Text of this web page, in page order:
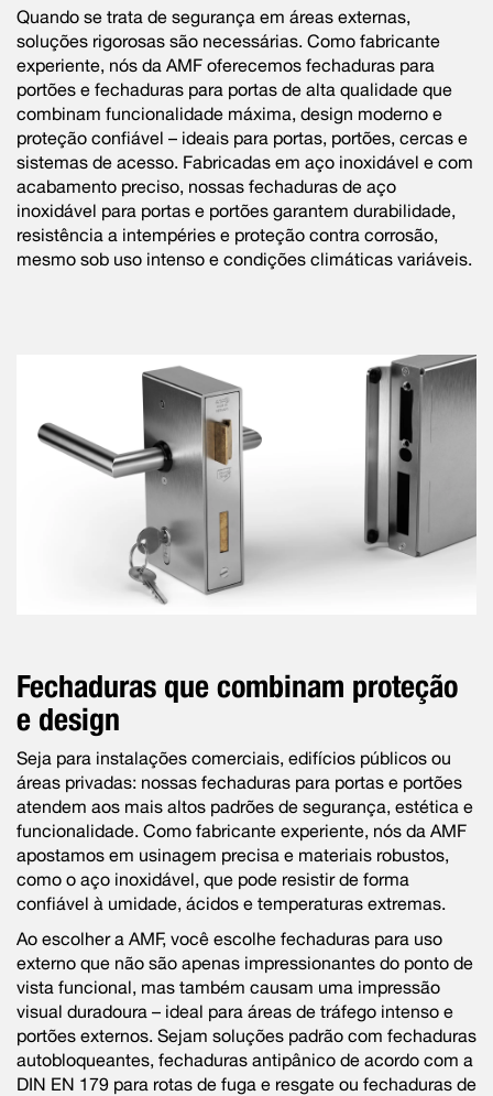
Quando se trata de segurança em áreas externas,
soluções rigorosas são necessárias. Como fabricante
experiente, nós da AMF oferecemos fechaduras para
portões e fechaduras para portas de alta qualidade que
combinam funcionalidade máxima, design moderno e
proteção confiável – ideais para portas, portões, cercas e
sistemas de acesso. Fabricadas em aço inoxidável e com
acabamento preciso, nossas fechaduras de aço
inoxidável para portas e portões garantem durabilidade,
resistência a intempéries e proteção contra corrosão,
mesmo sob uso intenso e condições climáticas variáveis.
Fechaduras que combinam proteção
e design
Seja para instalações comerciais, edifícios públicos ou
áreas privadas: nossas fechaduras para portas e portões
atendem aos mais altos padrões de segurança, estética e
funcionalidade. Como fabricante experiente, nós da AMF
apostamos em usinagem precisa e materiais robustos,
como o aço inoxidável, que pode resistir de forma
confiável à umidade, ácidos e temperaturas extremas.
Ao escolher a AMF, você escolhe fechaduras para uso
externo que não são apenas impressionantes do ponto de
vista funcional, mas também causam uma impressão
visual duradoura – ideal para áreas de tráfego intenso e
portões externos. Sejam soluções padrão com fechaduras
autobloqueantes, fechaduras antipânico de acordo com a
DIN EN 179 para rotas de fuga e resgate ou fechaduras de